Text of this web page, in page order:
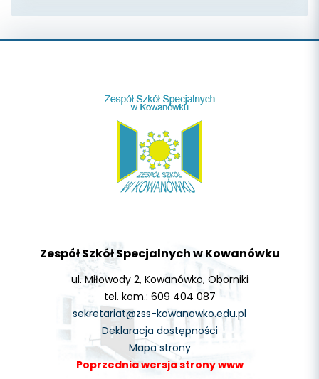
Zespół Szkół Specjalnych w Kowanówku
ul. Miłowody 2, Kowanówko, Oborniki
tel. kom.: 609 404 087
sekretariat@zss-kowanowko.edu.pl
Deklaracja dostępności
Mapa strony
Poprzednia wersja strony www